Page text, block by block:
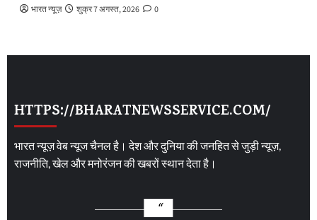
भारत न्यूज़ शुक्र 7 अगस्त, 2026 0
HTTPS://BHARATNEWSSERVICE.COM/
भारत न्यूज़ वेब न्यूज चैनल है। देश और दुनिया की जनहित से जुड़ी न्यूज़,
राजनीति, खेल और मनोरंजन की खबरों स्थान देता है।